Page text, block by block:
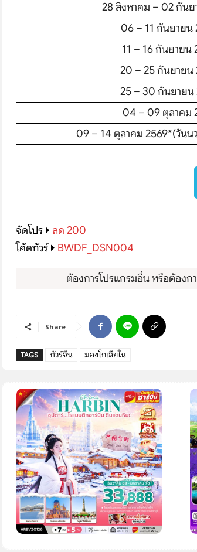
28 สิงหาคม – 02 กันย
06 – 11 กันยายน
11 – 16 กันยายน
20 – 25 กันยายน
25 – 30 กันยายน
04 – 09 ตุลาคม
09 – 14 ตุลาคม 2569*(วันน
จัดโปร
ลด 200
โค้ดทัวร์
BWDF_DSN004
ต้องการโปรแกรมอื่น หรือต้องก
Share
TAGS ทัวร์จีน มองโกเลียใน